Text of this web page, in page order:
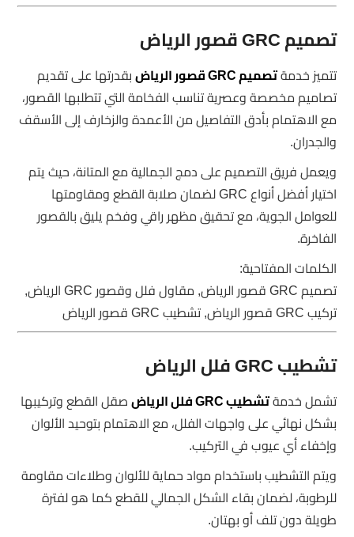
تصميم GRC قصور الرياض
تتميز خدمةتصميم GRC قصور الرياض
بقدرتها على تقديم
تصاميم مخصصة وعصرية تناسب الفخامة التي تتطلبها القصور،
مع الاهتمام بأدق التفاصيل من الأعمدة والزخارف إلى الأسقف
والجدران.
ويعمل فريق التصميم على دمج الجمالية مع المتانة، حيث يتم
اختيار أفضل أنواع GRC لضمان صلابة القطع ومقاومتها
للعوامل الجوية، مع تحقيق مظهر راقي وفخم يليق بالقصور
الفاخرة.
الكلمات المفتاحية:
تصميم GRC قصور الرياض, مقاول فلل وقصور GRC الرياض,
تركيب GRC قصور الرياض, تشطيب GRC قصور الرياض
تشطيب GRC فلل الرياض
تشمل خدمةتشطيب GRC فلل الرياض
صقل القطع وتركيبها
بشكل نهائي على واجهات الفلل، مع الاهتمام بتوحيد الألوان
وإخفاء أي عيوب في التركيب.
ويتم التشطيب باستخدام مواد حماية للألوان وطلاءات مقاومة
للرطوبة، لضمان بقاء الشكل الجمالي للقطع كما هو لفترة
طويلة دون تلف أو بهتان.